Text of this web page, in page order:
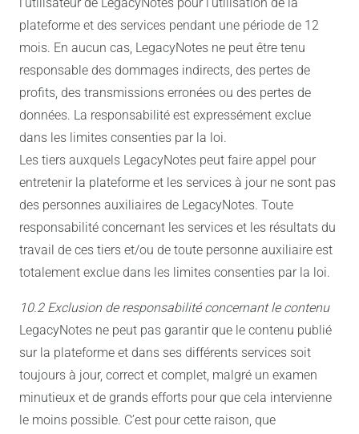
plateforme et des services pendant une période de 12
mois. En aucun cas, LegacyNotes ne peut être tenu
responsable des dommages indirects, des pertes de
profits, des transmissions erronées ou des pertes de
données. La responsabilité est expressément exclue
dans les limites consenties par la loi.
Les tiers auxquels LegacyNotes peut faire appel pour
entretenir la plateforme et les services à jour ne sont pas
des personnes auxiliaires de LegacyNotes. Toute
responsabilité concernant les services et les résultats du
travail de ces tiers et/ou de toute personne auxiliaire est
totalement exclue dans les limites consenties par la loi.
10.2 Exclusion de responsabilité concernant le contenu
LegacyNotes ne peut pas garantir que le contenu publié
sur la plateforme et dans ses différents services soit
toujours à jour, correct et complet, malgré un examen
minutieux et de grands efforts pour que cela intervienne
le moins possible. C’est pour cette raison, que